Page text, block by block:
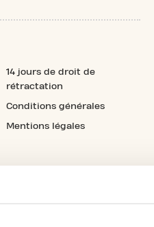
14 jours de droit de
rétractation
Conditions générales
Mentions légales